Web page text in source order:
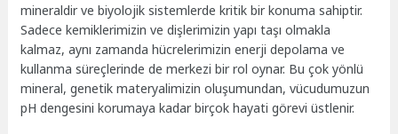
mineraldir ve biyolojik sistemlerde kritik bir konuma sahiptir.
Sadece kemiklerimizin ve dişlerimizin yapı taşı olmakla
kalmaz, aynı zamanda hücrelerimizin enerji depolama ve
kullanma süreçlerinde de merkezi bir rol oynar. Bu çok yönlü
mineral, genetik materyalimizin oluşumundan, vücudumuzun
pH dengesini korumaya kadar birçok hayati görevi üstlenir.